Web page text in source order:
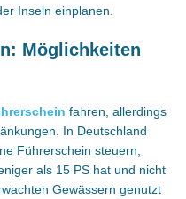
Inseln einplanen.
Möglichkeiten
fahren, allerdings
In Deutschland
Führerschein steuern,
als 15 PS hat und nicht
Gewässern genutzt